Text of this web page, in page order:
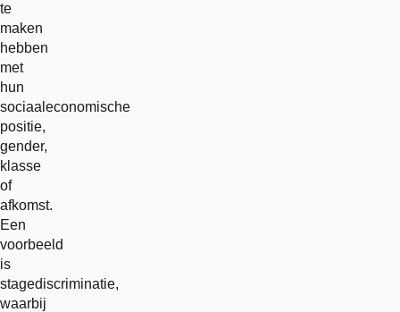
te
maken
hebben
met
hun
sociaaleconomische
positie,
gender,
klasse
of
afkomst.
Een
voorbeeld
is
stagediscriminatie,
waarbij